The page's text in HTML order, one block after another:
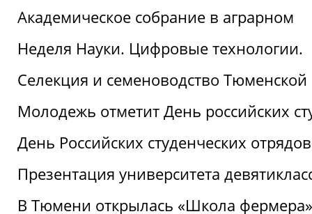
Академическое собрание в аграрном
Неделя Науки. Цифровые технологии.
Селекция и семеноводство Тюменской
Молодежь отметит День российских
День Российских студенческих
Презентация университета
В Тюмени открылась «Школа фермера»